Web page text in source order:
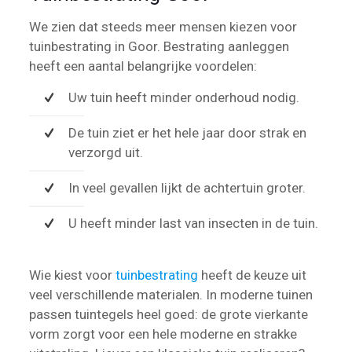
We zien dat steeds meer mensen kiezen voor
tuinbestrating in Goor. Bestrating aanleggen
heeft een aantal belangrijke voordelen:
Uw tuin heeft minder onderhoud nodig.
De tuin ziet er het hele jaar door strak en
verzorgd uit.
In veel gevallen lijkt de achtertuin groter.
U heeft minder last van insecten in de tuin.
Wie kiest voor tuinbestrating heeft de keuze uit
veel verschillende materialen. In moderne tuinen
passen tuintegels heel goed: de grote vierkante
vorm zorgt voor een hele moderne en strakke